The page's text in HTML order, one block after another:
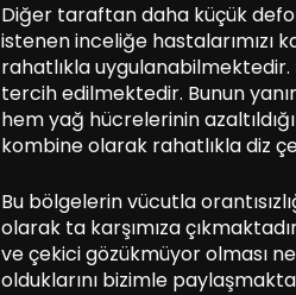
Diğer taraftan daha küçük
istenen inceliğe
rahatlıkla uygulanabilmektedir.
tercih edilmektedir. Bunun
hem yağ hücrelerinin
kombine olarak rahatlıkla diz
Bu bölgelerin vücutla
olarak ta karşımıza
ve çekici gözükmüyor olması
olduklarını bizimle